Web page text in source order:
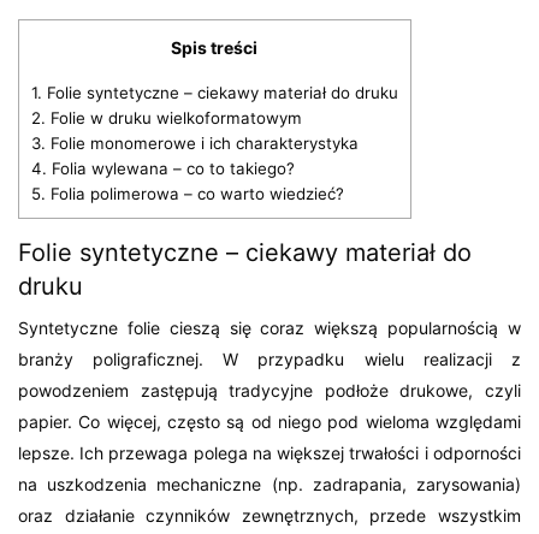
Spis treści
1. Folie syntetyczne – ciekawy materiał do druku
2. Folie w druku wielkoformatowym
3. Folie monomerowe i ich charakterystyka
4. Folia wylewana – co to takiego?
5. Folia polimerowa – co warto wiedzieć?
Folie syntetyczne – ciekawy materiał do
druku
Syntetyczne folie cieszą się coraz większą popularnością w
branży poligraficznej. W przypadku wielu realizacji z
powodzeniem zastępują tradycyjne podłoże drukowe, czyli
papier. Co więcej, często są od niego pod wieloma względami
lepsze. Ich przewaga polega na większej trwałości i odporności
na uszkodzenia mechaniczne (np. zadrapania, zarysowania)
oraz działanie czynników zewnętrznych, przede wszystkim